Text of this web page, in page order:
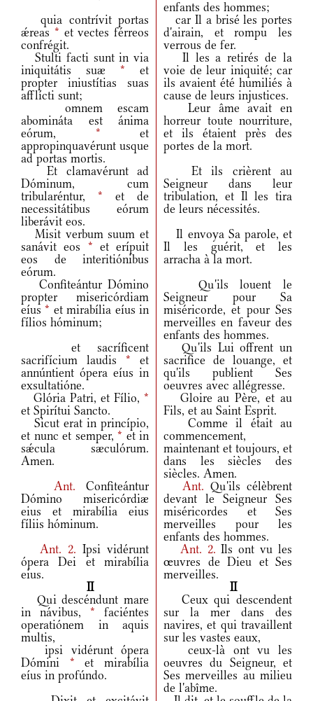
enfants des hommes;
quia contrívit portas
ǽreas * et vectes férreos
confrégit.
car Il a brisé les portes
d'airain, et rompu les
verrous de fer.
Stulti facti sunt in via
iniquitátis suæ * et
propter iniustítias suas
afflícti sunt;
Il les a retirés de la
voie de leur iniquité; car
ils avaient été humiliés à
cause de leurs injustices.
omnem escam
abomináta est ánima
eórum, * et
appropinquavérunt usque
ad portas mortis.
Leur âme avait en
horreur toute nourriture,
et ils étaient près des
portes de la mort.
Et clamavérunt ad
Dóminum, cum
tribularéntur, * et de
necessitátibus eórum
liberávit eos.
Et ils crièrent au
Seigneur dans leur
tribulation, et Il les tira
de leurs nécessités.
Misit verbum suum et
sanávit eos * et erípuit
eos de interitiónibus
eórum.
Il envoya Sa parole, et
Il les guérit, et les
arracha à la mort.
Confiteántur Dómino
propter misericórdiam
eíus* et mirabília eíus in
fílios hóminum;
Qu'ils louent le
Seigneur pour Sa
miséricorde, et pour Ses
merveilles en faveur des
enfants des hommes.
et sacríficent
sacrifícium laudis * et
annúntient ópera eíus in
exsultatióne.
Qu'ils Lui offrent un
sacrifice de louange, et
qu'ils publient Ses
oeuvres avec allégresse.
Glória Patri, et Fílio, *
et Spirítui Sancto.
Gloire au Père, et au
Fils, et au Saint Esprit.
Sicut erat in princípio,
et nunc et semper, * et in
sǽcula sæculórum.
Amen.
Comme il était au
commencement,
maintenant et toujours, et
dans les siècles des
siècles. Amen.
Ant. Confiteántur
Dómino misericórdiæ
eius et mirabília eius
fíliis hóminum.
Ant. Qu'ils célèbrent
devant le Seigneur Ses
miséricordes et Ses
merveilles pour les
enfants des hommes.
Ant. 2. Ipsi vidérunt
ópera Dei et mirabília
eius.
Ant. 2. Ils ont vu les
œuvres de Dieu et Ses
merveilles.
II
II
Qui descéndunt mare
in návibus, * faciéntes
operatiónem in aquis
multis,
Ceux qui descendent
sur la mer dans des
navires, et qui travaillent
sur les vastes eaux,
ipsi vidérunt ópera
Dómini * et mirabília
eíus in profúndo.
ceux-là ont vu les
oeuvres du Seigneur, et
Ses merveilles au milieu
de l'abîme.